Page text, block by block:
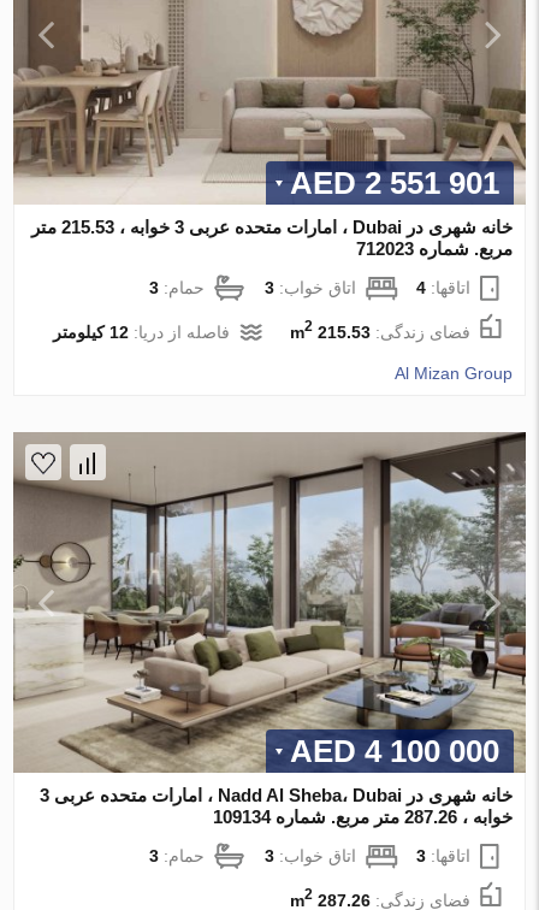
2 551 901 AED
خانه شهری در Dubai ، امارات متحده عربی 3 خوابه ، 215.53 متر
مربع. شماره 712023
اتاقها:4 اتاق خواب:3 حمام:3
فضای زندگی:215.53 m
2 فاصله از دریا:12 کیلومتر
Al Mizan Group
4 100 000 AED
خانه شهری در Nadd Al Sheba، Dubai ، امارات متحده عربی 3
خوابه ، 287.26 متر مربع. شماره 109134
اتاقها:3 اتاق خواب:3 حمام:3
فضای زندگی:287.26 m
2